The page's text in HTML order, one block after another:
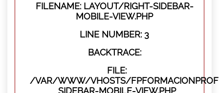
FILENAME: LAYOUT/RIGHT-SIDEBAR-
MOBILE-VIEW.PHP
LINE NUMBER: 3
BACKTRACE:
FILE:
/VAR/WWW/VHOSTS/
SIDEBAR-MOBILE-VIEW.PHP